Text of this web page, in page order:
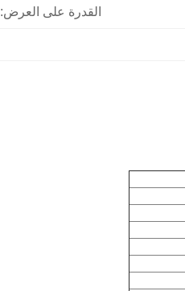
القدرة على العرض: